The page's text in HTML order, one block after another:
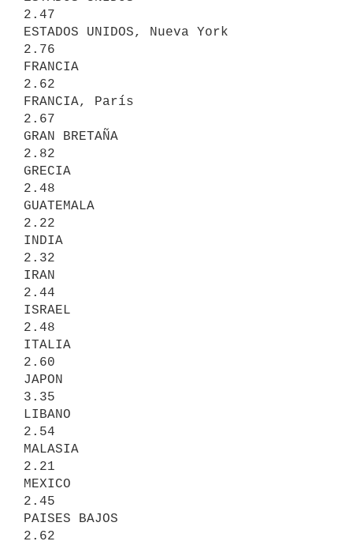
2.47
ESTADOS UNIDOS, Nueva York
2.76
FRANCIA
2.62
FRANCIA, París
2.67
GRAN BRETAÑA
2.82
GRECIA
2.48
GUATEMALA
2.22
INDIA
2.32
IRAN
2.44
ISRAEL
2.48
ITALIA
2.60
JAPON
3.35
LIBANO
2.54
MALASIA
2.21
MEXICO
2.45
PAISES BAJOS
2.62